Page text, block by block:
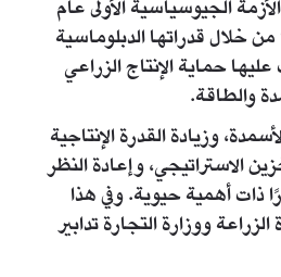
الجيوسياسية الأولى عام
من خلال قدراتها الدبلوماسية
حماية الإنتاج الزراعي
والطاقة.
وزيادة القدرة الإنتاجية
الاستراتيجي، وإعادة النظر
ذات أهمية حيوية. وفي هذا
ووزارة التجارة تدابير